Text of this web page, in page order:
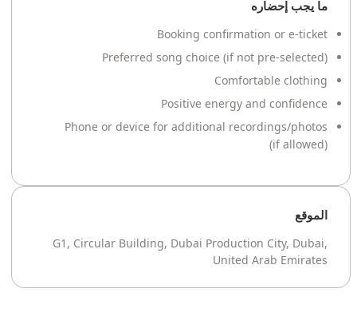
ما يجب إحضاره
Booking confirmation or e-ticket
Preferred song choice (if not pre-selected)
Comfortable clothing
Positive energy and confidence
Phone or device for additional recordings/photos
(if allowed)
الموقع
G1, Circular Building, Dubai Production City, Dubai,
United Arab Emirates